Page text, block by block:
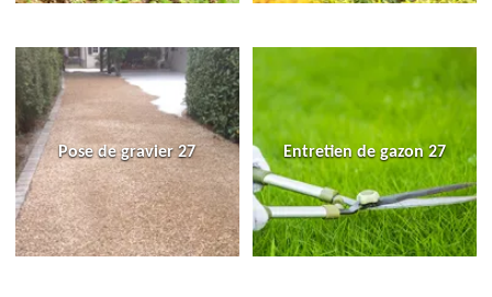
Pose de gravier 27 Entretien de gazon 27